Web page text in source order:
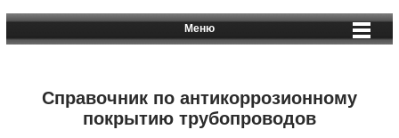
Меню
Справочник по антикоррозионному
покрытию трубопроводов